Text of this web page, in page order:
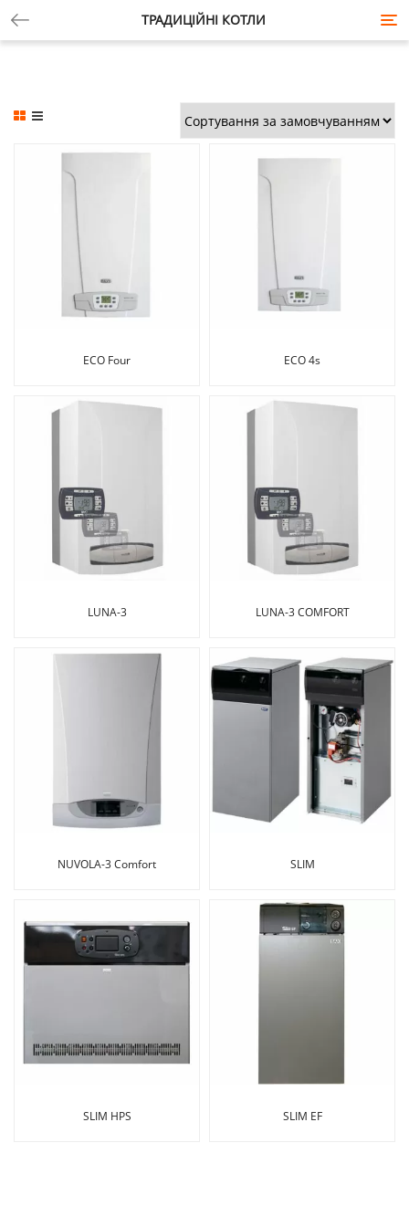
ТРАДИЦІЙНІ КОТЛИ
ECO Four ECO 4s
LUNA-3 LUNA-3 COMFORT
NUVOLA-3 Comfort SLIM
SLIM HPS SLIM EF